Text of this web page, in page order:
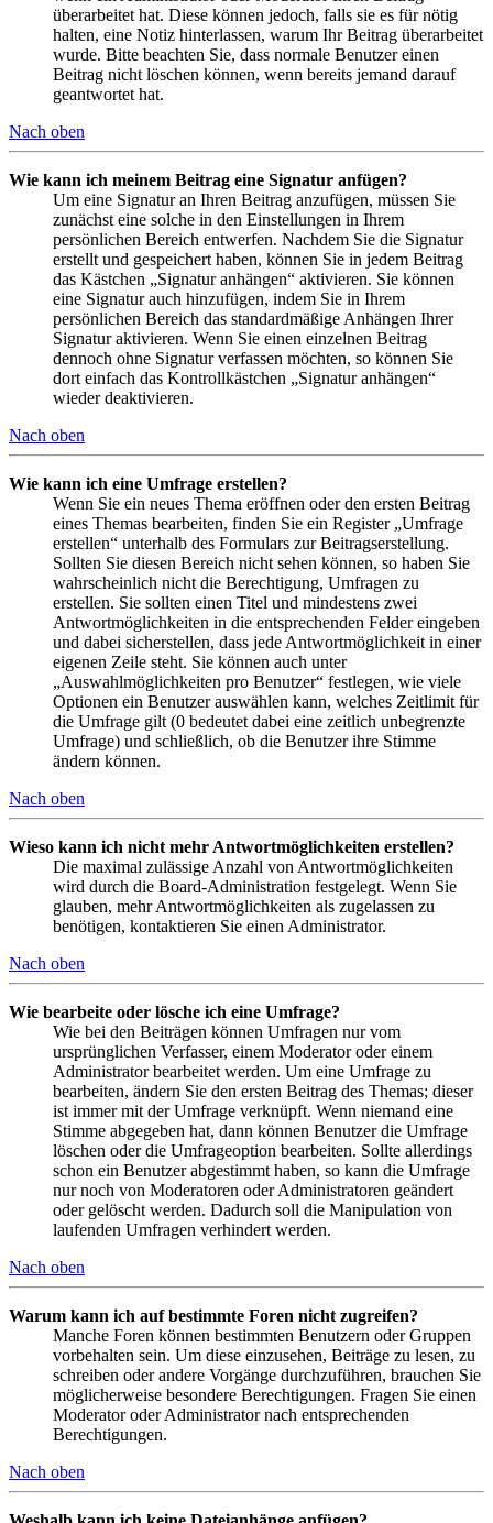
überarbeitet hat. Diese können jedoch, falls sie es für nötig
halten, eine Notiz hinterlassen, warum Ihr Beitrag überarbeitet
wurde. Bitte beachten Sie, dass normale Benutzer einen
Beitrag nicht löschen können, wenn bereits jemand darauf
geantwortet hat.
Nach oben
Wie kann ich meinem Beitrag eine Signatur anfügen?
Um eine Signatur an Ihren Beitrag anzufügen, müssen Sie
zunächst eine solche in den Einstellungen in Ihrem
persönlichen Bereich entwerfen. Nachdem Sie die Signatur
erstellt und gespeichert haben, können Sie in jedem Beitrag
das Kästchen „Signatur anhängen“ aktivieren. Sie können
eine Signatur auch hinzufügen, indem Sie in Ihrem
persönlichen Bereich das standardmäßige Anhängen Ihrer
Signatur aktivieren. Wenn Sie einen einzelnen Beitrag
dennoch ohne Signatur verfassen möchten, so können Sie
dort einfach das Kontrollkästchen „Signatur anhängen“
wieder deaktivieren.
Nach oben
Wie kann ich eine Umfrage erstellen?
Wenn Sie ein neues Thema eröffnen oder den ersten Beitrag
eines Themas bearbeiten, finden Sie ein Register „Umfrage
erstellen“ unterhalb des Formulars zur Beitragserstellung.
Sollten Sie diesen Bereich nicht sehen können, so haben Sie
wahrscheinlich nicht die Berechtigung, Umfragen zu
erstellen. Sie sollten einen Titel und mindestens zwei
Antwortmöglichkeiten in die entsprechenden Felder eingeben
und dabei sicherstellen, dass jede Antwortmöglichkeit in einer
eigenen Zeile steht. Sie können auch unter
„Auswahlmöglichkeiten pro Benutzer“ festlegen, wie viele
Optionen ein Benutzer auswählen kann, welches Zeitlimit für
die Umfrage gilt (0 bedeutet dabei eine zeitlich unbegrenzte
Umfrage) und schließlich, ob die Benutzer ihre Stimme
ändern können.
Nach oben
Wieso kann ich nicht mehr Antwortmöglichkeiten erstellen?
Die maximal zulässige Anzahl von Antwortmöglichkeiten
wird durch die Board-Administration festgelegt. Wenn Sie
glauben, mehr Antwortmöglichkeiten als zugelassen zu
benötigen, kontaktieren Sie einen Administrator.
Nach oben
Wie bearbeite oder lösche ich eine Umfrage?
Wie bei den Beiträgen können Umfragen nur vom
ursprünglichen Verfasser, einem Moderator oder einem
Administrator bearbeitet werden. Um eine Umfrage zu
bearbeiten, ändern Sie den ersten Beitrag des Themas; dieser
ist immer mit der Umfrage verknüpft. Wenn niemand eine
Stimme abgegeben hat, dann können Benutzer die Umfrage
löschen oder die Umfrageoption bearbeiten. Sollte allerdings
schon ein Benutzer abgestimmt haben, so kann die Umfrage
nur noch von Moderatoren oder Administratoren geändert
oder gelöscht werden. Dadurch soll die Manipulation von
laufenden Umfragen verhindert werden.
Nach oben
Warum kann ich auf bestimmte Foren nicht zugreifen?
Manche Foren können bestimmten Benutzern oder Gruppen
vorbehalten sein. Um diese einzusehen, Beiträge zu lesen, zu
schreiben oder andere Vorgänge durchzuführen, brauchen Sie
möglicherweise besondere Berechtigungen. Fragen Sie einen
Moderator oder Administrator nach entsprechenden
Berechtigungen.
Nach oben